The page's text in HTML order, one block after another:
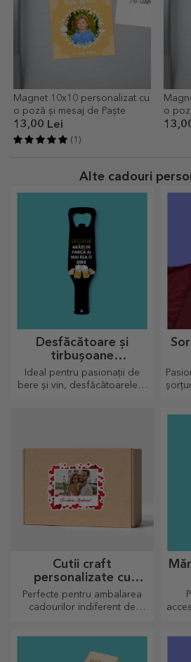
Magnet 10x10 personalizat cu
o poză și mesaj de Paște
13,00 Lei
(1)
o
Alte cadouri
Desfăcătoare și
tirbușoane
personalizate
Ideal pentru pasionații de
bere și vin, desfăcătoarele și
Cutii craft
personalizate cu
sticker
Perfecte pentru ambalarea
cadourilor indiferent de